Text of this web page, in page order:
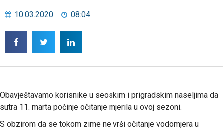
10.03.2020 08:04
Obavještavamo korisnike u seoskim i prigradskim naseljima da
sutra 11. marta počinje očitanje mjerila u ovoj sezoni.
S obzirom da se tokom zime ne vrši očitanje vodomjera u